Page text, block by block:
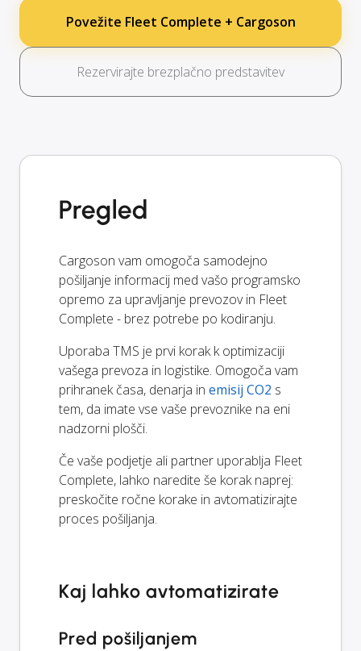
Povežite Fleet Complete + Cargoson
Rezervirajte brezplačno predstavitev
Pregled
Cargoson vam omogoča samodejno
pošiljanje informacij med vašo programsko
opremo za upravljanje prevozov in Fleet
Complete - brez potrebe po kodiranju.
Uporaba TMS je prvi korak k optimizaciji
vašega prevoza in logistike. Omogoča vam
prihranek časa, denarja in emisij CO2 s
tem, da imate vse vaše prevoznike na eni
nadzorni plošči.
Če vaše podjetje ali partner uporablja Fleet
Complete, lahko naredite še korak naprej:
preskočite ročne korake in avtomatizirajte
proces pošiljanja.
Kaj lahko avtomatizirate
Pred pošiljanjem